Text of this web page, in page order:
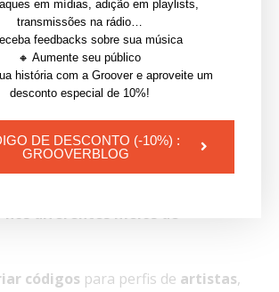
do Spotify
nos diferentes meios de
códigos para perfis de artistas,
em mídias, adição em playlists,
transmissões na rádio…
feedbacks sobre sua música
🔸 Aumente seu público
história com a Groover e aproveite um
desconto especial de 10%!
DE DESCONTO (-10%) :
GROOVERBLOG